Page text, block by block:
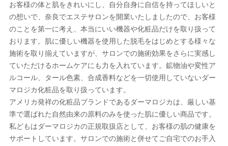
お客様の体と肌をきれいにし、自分自身に自信を持ってほしいと
の想いで、奈良でエステサロンを開業いたしましたので、お客様
のことを第一に考え、本当にいい機器や化粧品だけを取り扱って
おります。肌に優しい機器を使用した脱毛をはじめとする様々な
施術を取り揃えていますが、サロンでの施術効果をさらに実感し
ていただけるホームケアにも力を入れています。鉱物油や変性ア
ルコール、タール色素、合成香料などを一切使用していないダー
マロジカ化粧品を取り扱っています。
アメリカ発祥の化粧品ブランドであるダーマロジカは、厳しい基
準で選ばれた自然由来の原料のみを使った肌に優しい商品です。
私どもはダーマロジカの正規取扱店として、お客様の肌の健康を
サポートしています。サロンでの施術と併せてご自宅でのお手入